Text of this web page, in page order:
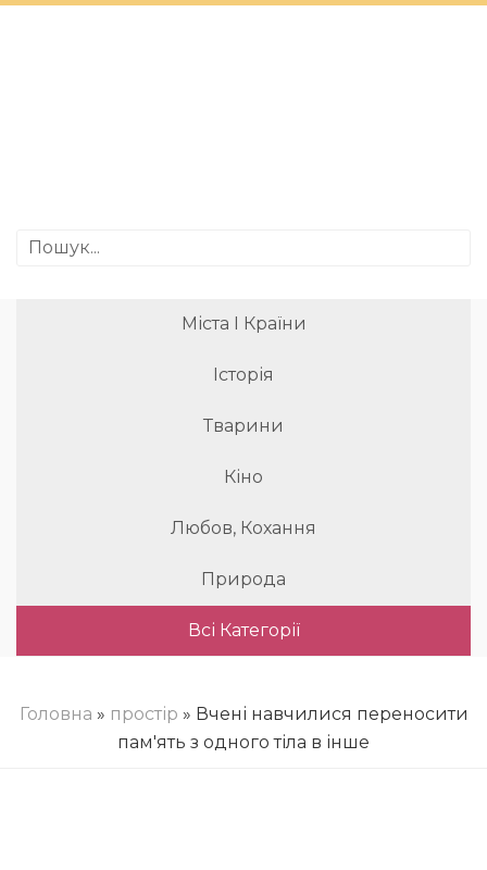
Міста І Країни
Історія
Тварини
Кіно
Любов, Кохання
Природа
Всі Категорії
Головна » простір » Вчені навчилися переносити
пам'ять з одного тіла в інше